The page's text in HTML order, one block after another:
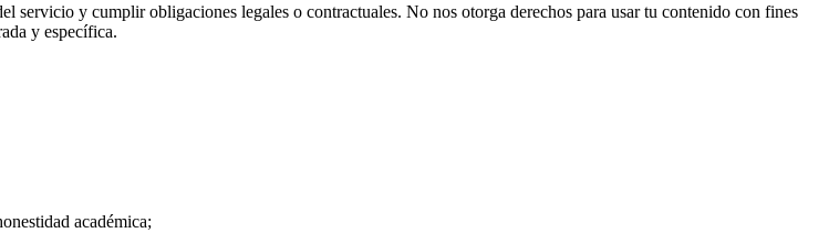
servicio y cumplir obligaciones legales o contractuales. No nos otorga derechos para usar tu contenido con fines
y específica.
académica;